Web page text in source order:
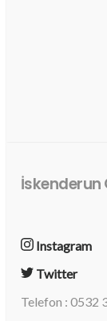
İskenderun
Instagram
Twitter
Telefon : 0532